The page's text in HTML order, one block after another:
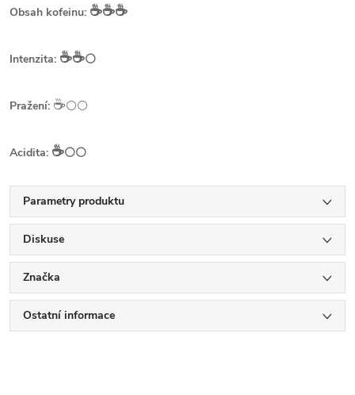
Obsah kofeinu: ☕️☕️☕️
Intenzita: ☕️☕️⚪
Pražení: ☕️⚪⚪
Acidita: ☕️⚪⚪
Parametry produktu
Diskuse
Značka
Ostatní informace